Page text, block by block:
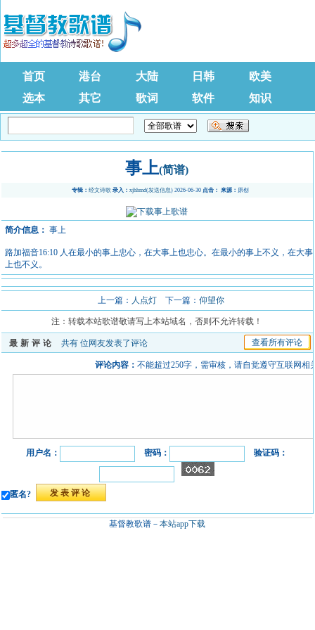
首页 港台 大陆 日韩
欧美
选本
其它 歌词 软件 知识
事上(简谱)
专辑： 经文诗歌 录入： xjhhmd(发送信息) 2026-06-30点击： 来源： 原创
简介信息： 事上
路加福音16:10 人在最小的事上忠心，在大事上也忠心。在最小的事上不义，在大事
上也不义。
上一篇： 人点灯下一篇： 仰望你
注：转载本站歌谱敬请写上本站域名，否则不允许转载！
最新评论 共有位网友发表了评论 查看所有评论
评论内容：不能超过250字，需审核，请自觉遵守互联网相
用户名： 密码： 验证码：
匿名?
基督教歌谱－本站app下载